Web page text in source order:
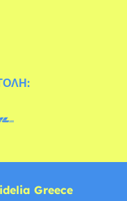
Greece